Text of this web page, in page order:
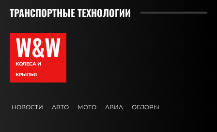
ТРАНСПОРТНЫЕ ТЕХНОЛОГИИ
W&W
КОЛЕСА И
КРЫЛЬЯ
НОВОСТИ АВТО МОТО АВИА ОБЗОРЫ